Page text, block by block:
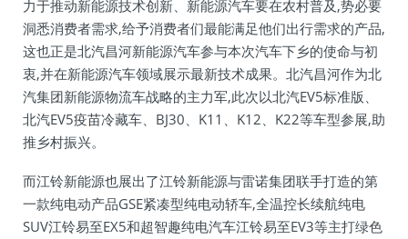
力于推动新能源技术创新、新能源汽车要在农村普及,势必要
洞悉消费者需求,给予消费者们最能满足他们出行需求的产品,
这也正是北汽昌河新能源汽车参与本次汽车下乡的使命与初
衷,并在新能源汽车领域展示最新技术成果。北汽昌河作为北
汽集团新能源物流车战略的主力军,此次以北汽EV5标准版、
北汽EV5疫苗冷藏车、BJ30、K11、K12、K22等车型参展,助
推乡村振兴。
而江铃新能源也展出了江铃新能源与雷诺集团联手打造的第
一款纯电动产品GSE紧凑型纯电动轿车,全温控长续航纯电
SUV江铃易至EX5和超智趣纯电汽车江铃易至EV3等主打绿色